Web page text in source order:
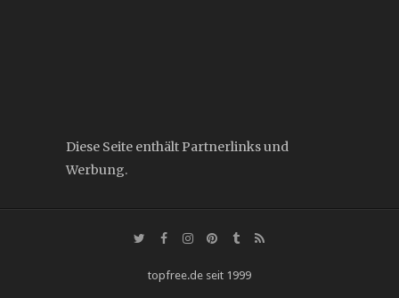
Diese Seite enthält Partnerlinks und
Werbung.
topfree.de seit 1999